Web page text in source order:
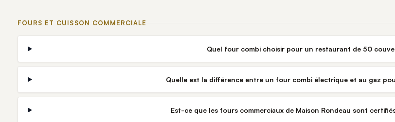
FOURS ET CUISSON COMMERCIALE
Quel four combi choisir pour un restaurant de 50
Quelle est la différence entre un four combi électrique et au gaz
Est-ce que les fours commerciaux de Maison Rondeau sont